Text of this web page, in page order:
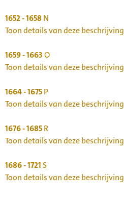
1652 - 1658N
Toon details van deze beschrijving
1659 - 1663O
Toon details van deze beschrijving
1664 - 1675P
Toon details van deze beschrijving
1676 - 1685R
Toon details van deze beschrijving
1686 - 1721 S
Toon details van deze beschrijving